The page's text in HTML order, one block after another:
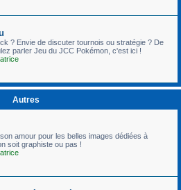
? Envie de discuter tournois ou stratégie ? De
parler Jeu du JCC Pokémon, c'est ici !
Autres
amour pour les belles images dédiées à
soit graphiste ou pas !